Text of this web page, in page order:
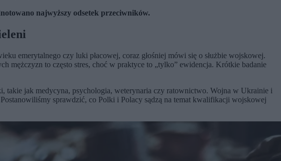
najwyższy odsetek przeciwników.
emerytalnego czy luki płacowej, coraz głośniej mówi się o służbie wojskowej.
mężczyzn to często stres, choć w praktyce to „tylko” ewidencja. Krótkie badanie
jak medycyna, psychologia, weterynaria czy ratownictwo. Wojna w Ukrainie i
sprawdzić, co Polki i Polacy sądzą na temat kwalifikacji wojskowej